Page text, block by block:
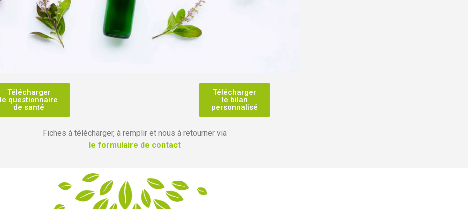
Télécharger
le questionnaire
de santé
Télécharger
le bilan
personnalisé
Fiches à télécharger, à remplir et nous à retourner via
le formulaire de contact